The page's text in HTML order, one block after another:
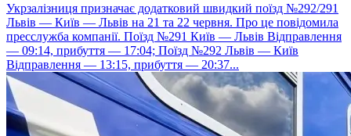
Укрзалізниця призначає додатковий швидкий поїзд №292/291
Львів — Київ — Львів на 21 та 22 червня. Про це повідомила
пресслужба компанії. Поїзд №291 Київ — Львів Відправлення
— 09:14, прибуття — 17:04; Поїзд №292 Львів — Київ
Відправлення — 13:15, прибуття — 20:37...